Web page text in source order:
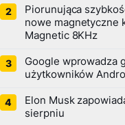
Piorunująca
nowe magnetyczne
Magnetic 8KHz
Google wprowadza
użytkowników
Elon Musk
sierpniu